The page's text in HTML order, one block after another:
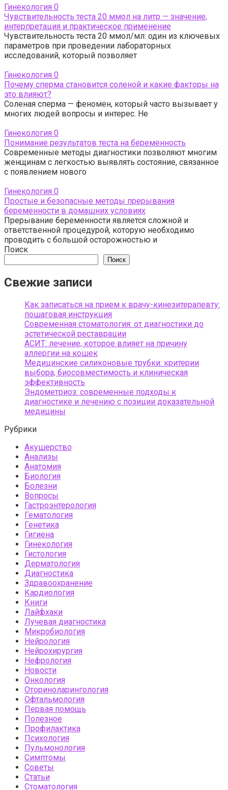
Гинекология 0
Чувствительность теста 20 ммол на литр — значение,
интерпретация и практическое применение
Чувствительность теста 20 ммол/мл: один из ключевых
параметров при проведении лабораторных
исследований, который позволяет
Гинекология 0
Почему сперма становится соленой и какие факторы на
это влияют?
Соленая сперма — феномен, который часто вызывает у
многих людей вопросы и интерес. Не
Гинекология 0
Понимание результатов теста на беременность
Современные методы диагностики позволяют многим
женщинам с легкостью выявлять состояние, связанное
с появлением нового
Гинекология 0
Простые и безопасные методы прерывания
беременности в домашних условиях
Прерывание беременности является сложной и
ответственной процедурой, которую необходимо
проводить с большой осторожностью и
Поиск
Поиск
Свежие записи
Как записаться на прием к врачу-кинезитерапевту:
пошаговая инструкция
Современная стоматология: от диагностики до
эстетической реставрации
АСИТ: лечение, которое влияет на причину
аллергии на кошек
Медицинские силиконовые трубки: критерии
выбора, биосовместимость и клиническая
эффективность
Эндометриоз: современные подходы к
диагностике и лечению с позиции доказательной
медицины
Рубрики
Акушерство
Анализы
Анатомия
Биология
Болезни
Вопросы
Гастроэнтерология
Гематология
Генетика
Гигиена
Гинекология
Гистология
Дерматология
Диагностика
Здравоохранение
Кардиология
Книги
Лайфхаки
Лучевая диагностика
Микробиология
Нейрология
Нейрохирургия
Нефрология
Новости
Онкология
Оториноларингология
Офтальмология
Первая помощь
Полезное
Профилактика
Психология
Пульмонология
Симптомы
Советы
Статьи
Стоматология